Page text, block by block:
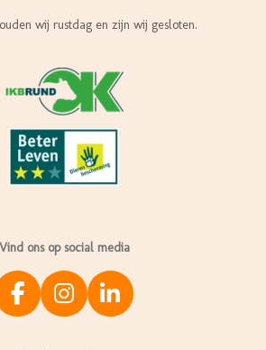
wij rustdag en zijn wij gesloten.
Vind ons op social media
F
I
L